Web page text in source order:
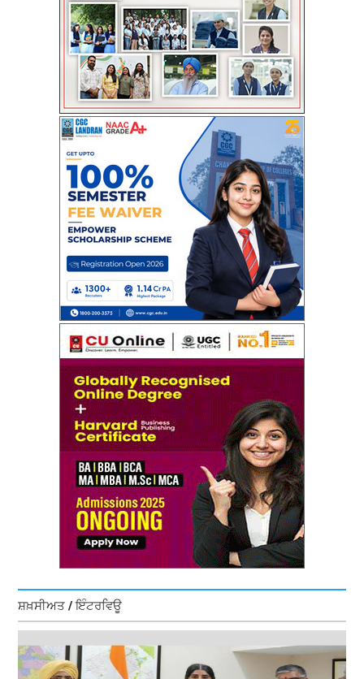
ਸ਼ਖ਼ਸੀਅਤ / ਇੰਟਰਵਿਊ